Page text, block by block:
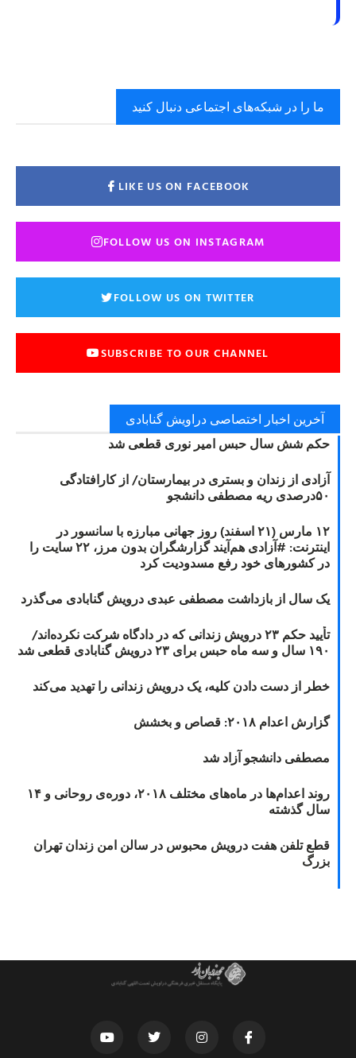
ما را در شبکه‌های اجتماعی دنبال کنید
LIKE US ON FACEBOOK
FOLLOW US ON INSTAGRAM
FOLLOW US ON TWITTER
SUBSCRIBE TO OUR CHANNEL
آخرین اخبار اختصاصی دراویش گنابادی
حکم شش سال حبس امیر نوری قطعی شد
آزادی از زندان و بستری در بیمارستان/ از کارافتادگی
۵۰درصدی ریه مصطفی دانشجو
۱۲ مارس (۲۱ اسفند) روز جهانی مبارزه با سانسور در
اینترنت: #آزادی هم‌آیند گزارشگران‌ بدون مرز، ۲۲ سایت را
در کشورهای خود رفع مسدودیت کرد
یک سال از بازداشت مصطفی عبدی درویش گنابادی می‌گذرد
تأیید حکم ۲۳ درویش زندانی که در دادگاه شرکت نکرده‌اند/
۱۹۰ سال و سه ماه حبس برای ۲۳ درویش گنابادی قطعی شد
خطر از دست دادن کلیه، یک درویش زندانی را تهدید می‌کند
گزارش اعدام ۲۰۱۸: قصاص و بخشش
مصطفی دانشجو آزاد شد
روند اعدام‌ها در ماه‌های مختلف ۲۰۱۸، دوره‌ی روحانی و ۱۴
سال گذشته
قطع تلفن هفت درویش محبوس در سالن امن زندان تهران
بزرگ